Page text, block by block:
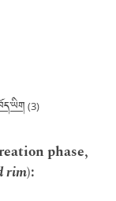
(3)
phase,
rim):